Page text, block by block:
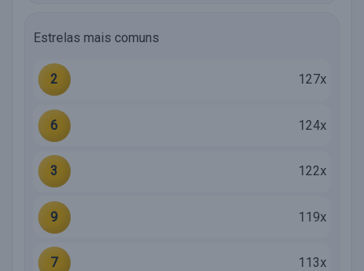
Estrelas mais comuns
2 127x
6 124x
3 122x
9 119x
7 113x